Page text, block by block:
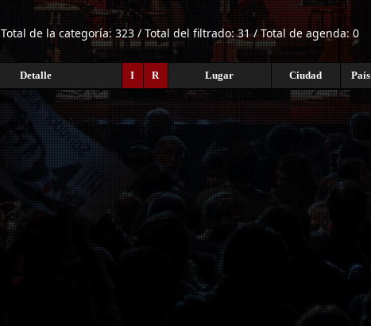
Total de la categoría: 323 / Total del filtrado: 31 / Total de agenda: 0
Detalle I R Lugar Ciudad País